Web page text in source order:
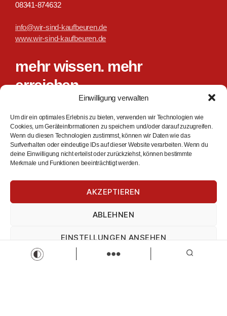
Einwilligung verwalten
Um dir ein optimales Erlebnis zu bieten, verwenden wir Technologien wie
Cookies, um Geräteinformationen zu speichern und/oder darauf zuzugreifen.
Wenn du diesen Technologien zustimmst, können wir Daten wie das
Surfverhalten oder eindeutige IDs auf dieser Website verarbeiten. Wenn du
deine Einwilligung nicht erteilst oder zurückziehst, können bestimmte
Merkmale und Funktionen beeinträchtigt werden.
AKZEPTIEREN
ABLEHNEN
EINSTELLUNGEN ANSEHEN
Impressum Impressum
08341-874632
info@wir-sind-kaufbeuren.de
www.wir-sind-kaufbeuren.de
mehr wissen. mehr
erreichen.
Lokales, Lebendiges und Aktuelles
Willkommen bei 'Wir sind Kaufbeuren' – deiner Plattform für
Kaufbeuren und Umgebung. Entdecke News, Jobs,
Einkaufsmöglichkeiten, Veranstaltungen und vieles mehr.
Täglich, aktuell, kostenlos. Wir sind Kaufbeuren: Deine
zentrale Anlaufstelle für lokale Informationen und Services.